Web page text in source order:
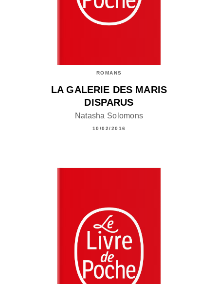
ROMANS
LA GALERIE DES MARIS
DISPARUS
Natasha Solomons
10/02/2016